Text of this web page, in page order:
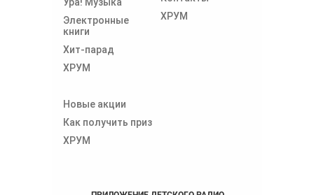
Электронные
книги
Хит-парад
ХРУМ
ХРУМ
Новые акции
Как получить приз
ХРУМ